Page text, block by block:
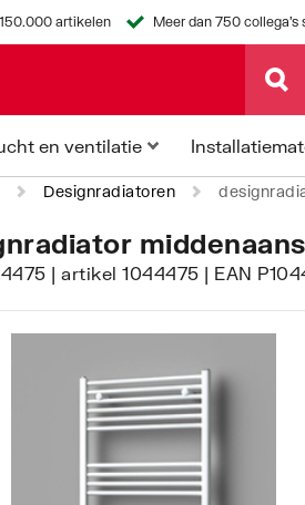
artikelen Meer dan 750 collega's
en ventilatie
Designradiatoren
| artikel 1044475 | EAN